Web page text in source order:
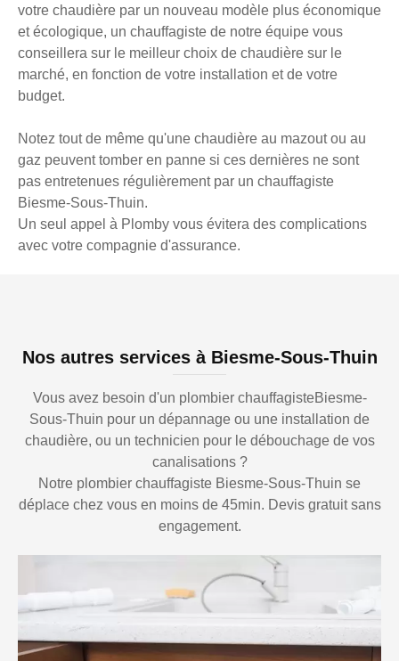
votre chaudière par un nouveau modèle plus économique
et écologique, un chauffagiste de notre équipe vous
conseillera sur le meilleur choix de chaudière sur le
marché, en fonction de votre installation et de votre
budget.
Notez tout de même qu'une chaudière au mazout ou au
gaz peuvent tomber en panne si ces dernières ne sont
pas entretenues régulièrement par un chauffagiste
Biesme-Sous-Thuin.
Un seul appel à Plomby vous évitera des complications
avec votre compagnie d'assurance.
Nos autres services à Biesme-Sous-Thuin
Vous avez besoin d'un plombier chauffagisteBiesme-
Sous-Thuin pour un dépannage ou une installation de
chaudière, ou un technicien pour le débouchage de vos
canalisations ?
Notre plombier chauffagiste Biesme-Sous-Thuin se
déplace chez vous en moins de 45min. Devis gratuit sans
engagement.